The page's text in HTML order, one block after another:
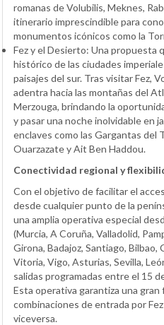
romanas de Volubilis, Meknes,
itinerario imprescindible para
monumentos icónicos como la
Fez y el Desierto: Una propuesta
histórico de las ciudades
paisajes del sur. Tras visitar Fez,
adentra hacia las montañas del
Merzouga, brindando la
y pasar una noche inolvidable en
enclaves como las Gargantas del
Ouarzazate y Ait Ben Haddou.
Conectividad regional y
Con el objetivo de facilitar el
desde cualquier punto de la
una amplia operativa especial
(Murcia, A Coruña, Valladolid,
Girona, Badajoz, Santiago, Bilbao,
Vitoria, Vigo, Asturias, Sevilla,
salidas programadas entre el 15
Esta operativa garantiza una
combinaciones de entrada por
viceversa.